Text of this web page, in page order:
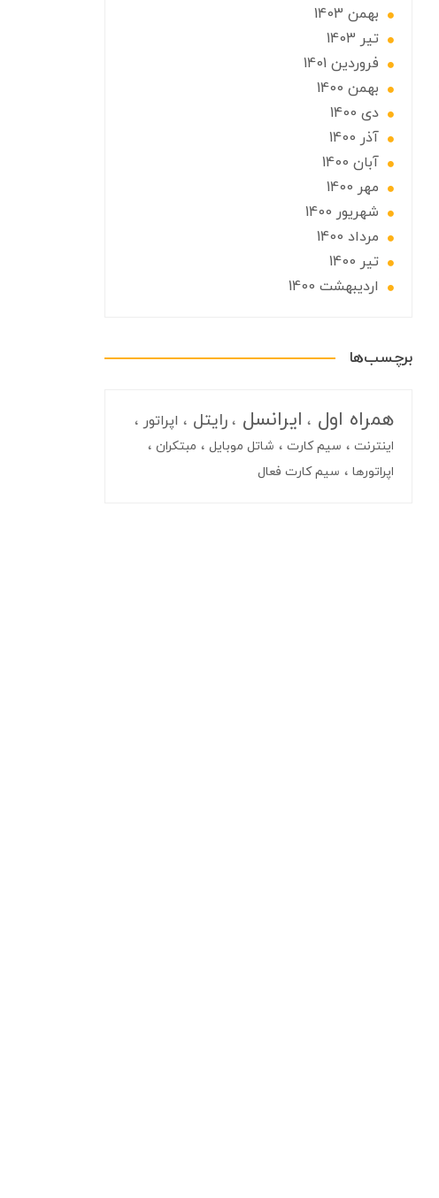
بهمن 1403
تير 1403
فروردین 1401
بهمن 1400
دی 1400
آذر 1400
آبان 1400
مهر 1400
شهریور 1400
مرداد 1400
تير 1400
ارديبهشت 1400
برچسب‌ها
همراه اول ایرانسل رایتل اپراتور
اینترنت سیم کارت شاتل موبایل
مبتکران
اپراتورها
سیم کارت فعال